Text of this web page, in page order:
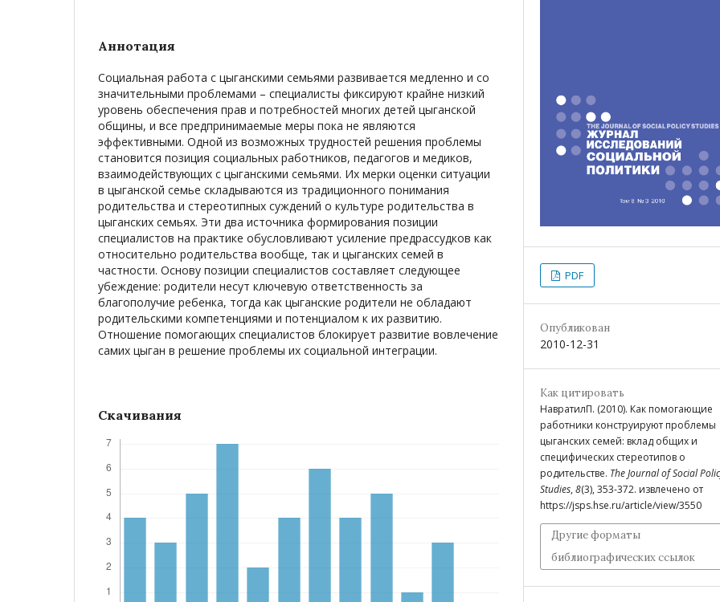
Аннотация
Социальная работа с цыганскими семьями развивается медленно и со
значительными проблемами – специалисты фиксируют крайне низкий
уровень обеспечения прав и потребностей многих детей цыганской
общины, и все предпринимаемые меры пока не являются
эффективными. Одной из возможных трудностей решения проблемы
становится позиция социальных работников, педагогов и медиков,
взаимодействующих с цыганскими семьями. Их мерки оценки ситуации
в цыганской семье складываются из традиционного понимания
родительства и стереотипных суждений о культуре родительства в
цыганских семьях. Эти два источника формирования позиции
специалистов на практике обусловливают усиление предрассудков как
относительно родительства вообще, так и цыганских семей в
частности. Основу позиции специалистов составляет следующее
убеждение: родители несут ключевую ответственность за
благополучие ребенка, тогда как цыганские родители не обладают
родительскими компетенциями и потенциалом к их развитию.
Отношение помогающих специалистов блокирует развитие вовлечение
самих цыган в решение проблемы их социальной интеграции.
Скачивания
PDF
Опубликован
2010-12-31
Как цитировать
НавратилП. (2010). Как помогающие
работники конструируют проблемы
цыганских семей: вклад общих и
специфических стереотипов о
родительстве. The Journal of Social
Studies, 8(3), 353-372. извлечено от
https://jsps.hse.ru/article/view/3550
Другие форматы
библиографических ссылок